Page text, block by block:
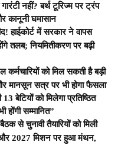
नहीं? बर्थ टूरिज्म पर ट्रंप
कानूनी घमासान
हाईकोर्ट में सरकार ने वापस
तलब; नियमितीकरण पर बढ़ी
को मिल सकती है बड़ी
मानसून सत्र पर भी होगा फैसला
बेटियों को मिलेगा प्रतिष्ठित
होंगी सम्मानित”
से चुनावी तैयारियों को मिली
2027 मिशन पर हुआ मंथन,